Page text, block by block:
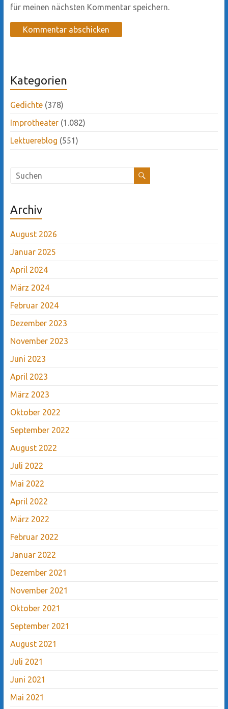
für meinen nächsten Kommentar speichern.
Kategorien
Gedichte(378)
Improtheater(1.082)
Lektuereblog (551)
Archiv
August 2026
Januar 2025
April 2024
März 2024
Februar 2024
Dezember 2023
November 2023
Juni 2023
April 2023
März 2023
Oktober 2022
September 2022
August 2022
Juli 2022
Mai 2022
April 2022
März 2022
Februar 2022
Januar 2022
Dezember 2021
November 2021
Oktober 2021
September 2021
August 2021
Juli 2021
Juni 2021
Mai 2021